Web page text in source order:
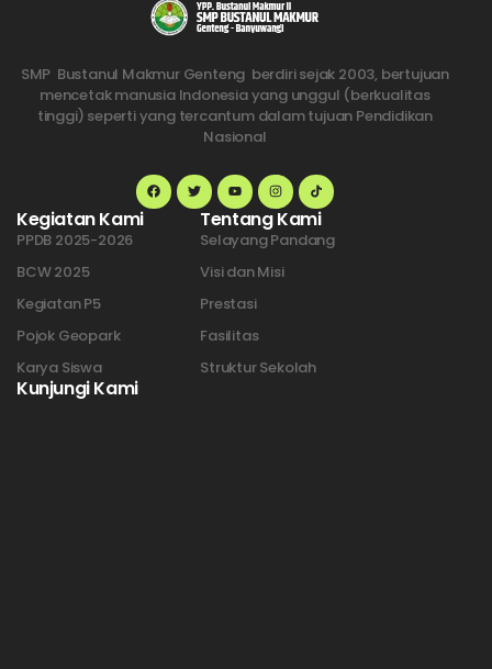
SMP Bustanul Makmur Genteng berdiri sejak 2003, bertujuan
mencetak manusia Indonesia yang unggul (berkualitas
tinggi) seperti yang tercantum dalam tujuan Pendidikan
Nasional
Kegiatan Kami
PPDB 2025-2026
BCW 2025
Kegiatan P5
Pojok Geopark
Karya Siswa
Tentang Kami
Selayang Pandang
Visi dan Misi
Prestasi
Fasilitas
Struktur Sekolah
Kunjungi Kami